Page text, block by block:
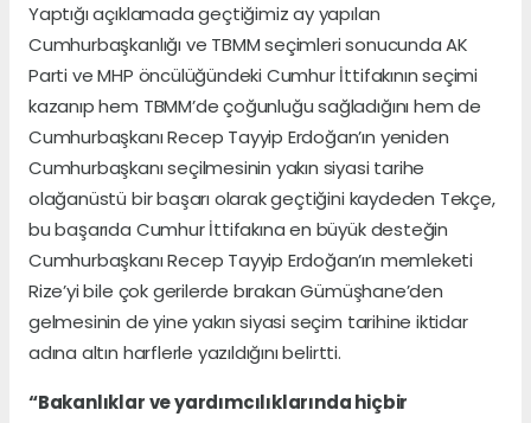
Yaptığı açıklamada geçtiğimiz ay yapılan
Cumhurbaşkanlığı ve TBMM seçimleri sonucunda AK
Parti ve MHP öncülüğündeki Cumhur İttifakının seçimi
kazanıp hem TBMM’de çoğunluğu sağladığını hem de
Cumhurbaşkanı Recep Tayyip Erdoğan’ın yeniden
Cumhurbaşkanı seçilmesinin yakın siyasi tarihe
olağanüstü bir başarı olarak geçtiğini kaydeden Tekçe,
bu başarıda Cumhur İttifakına en büyük desteğin
Cumhurbaşkanı Recep Tayyip Erdoğan’ın memleketi
Rize’yi bile çok gerilerde bırakan Gümüşhane’den
gelmesinin de yine yakın siyasi seçim tarihine iktidar
adına altın harflerle yazıldığını belirtti.
“Bakanlıklar ve yardımcılıklarında hiçbir